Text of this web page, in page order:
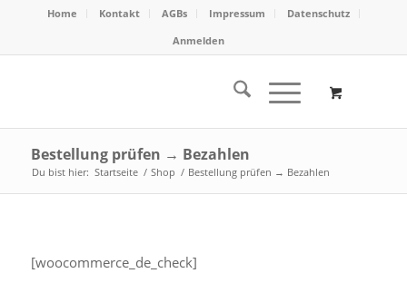
Home Kontakt AGBs Impressum
Datenschutz
Anmelden
Bestellung prüfen → Bezahlen
Du bist hier: Startseite / Shop / Bestellung prüfen → Bezahlen
[woocommerce_de_check]